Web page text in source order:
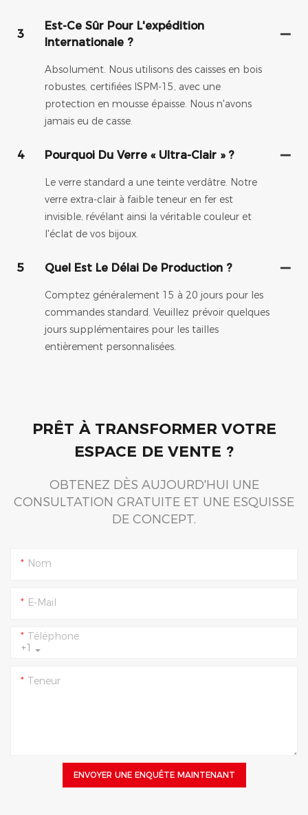
3
Est-Ce Sûr Pour L'expédition
Internationale ?
Absolument. Nous utilisons des caisses en bois
robustes, certifiées ISPM-15, avec une
protection en mousse épaisse. Nous n'avons
jamais eu de casse.
4 Pourquoi Du Verre « Ultra-Clair » ?
Le verre standard a une teinte verdâtre. Notre
verre extra-clair à faible teneur en fer est
invisible, révélant ainsi la véritable couleur et
l'éclat de vos bijoux.
5 Quel Est Le Délai De Production ?
Comptez généralement 15 à 20 jours pour les
commandes standard. Veuillez prévoir quelques
jours supplémentaires pour les tailles
entièrement personnalisées.
PRÊT À TRANSFORMER VOTRE
ESPACE DE VENTE ?
OBTENEZ DÈS AUJOURD'HUI UNE
CONSULTATION GRATUITE ET UNE ESQUISSE
DE CONCEPT.
Nom
E-Mail
+1
Téléphone
Teneur
ENVOYER UNE ENQUÊTE MAINTENANT